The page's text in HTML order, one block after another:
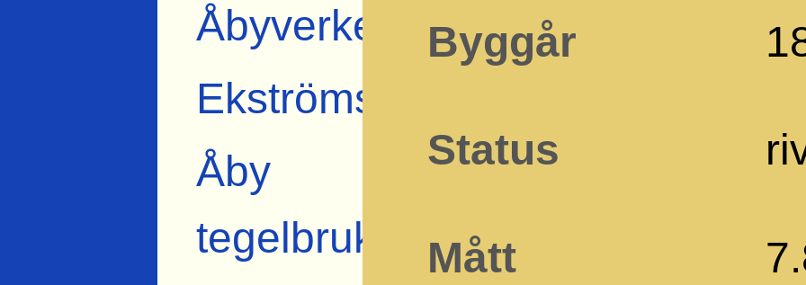
Åbyverket
Ekströms
Åby
tegelbruk
Byggår
Status
Mått